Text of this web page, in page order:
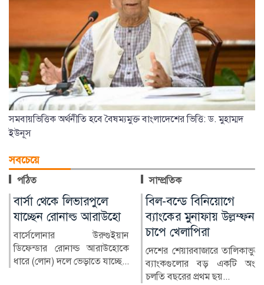
সমবায়ভিত্তিক অর্থনীতি হবে বৈষম্যমুক্ত বাংলাদেশের ভিত্তি: ড. মুহাম্মদ
ইউনূস
সবচেয়ে
পঠিত সাম্প্রতিক
বিল-বন্ডে বিনিয়োগে
ব্যাংকের মুনাফায় উল্লম্ফন,
চাপে খেলাপিরা
দেশের শেয়ারবাজারে তালিকাভুক্ত
ব্যাংকগুলোর বড় একটি অংশ
চিকিৎসক নিরাপদ
থাকলেই বদলাবে
স্বাস্থ্যসেবার চিত্র
বাংলাদেশের স্বাস্থ্য খাতে গত
কয়েক দশকে উল্লেখযোগ্য
অগ্রগতি হয়েছে। মাতৃ ও শি...